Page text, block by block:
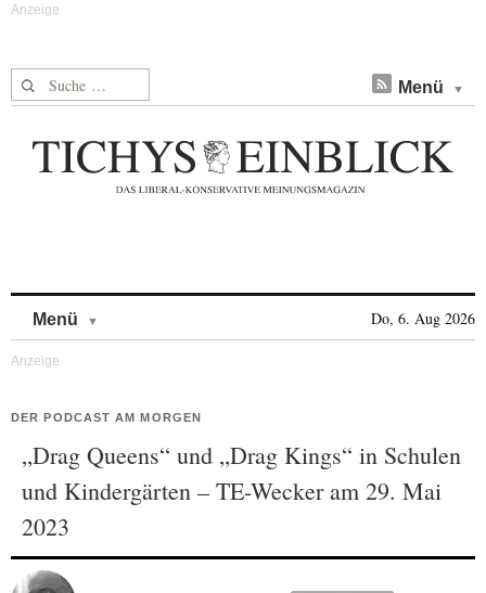
Suche nach: Menü
Menü Do, 6. Aug 2026
DER PODCAST AM MORGEN
„Drag Queens“ und „Drag Kings“ in Schulen
und Kindergärten – TE-Wecker am 29. Mai
2023